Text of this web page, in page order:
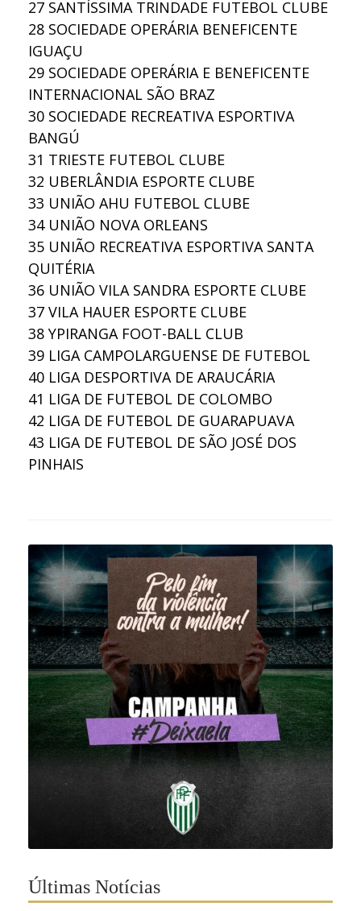
27 SANTÍSSIMA TRINDADE FUTEBOL CLUBE
28 SOCIEDADE OPERÁRIA BENEFICENTE
IGUAÇU
29 SOCIEDADE OPERÁRIA E BENEFICENTE
INTERNACIONAL SÃO BRAZ
30 SOCIEDADE RECREATIVA ESPORTIVA
BANGÚ
31 TRIESTE FUTEBOL CLUBE
32 UBERLÂNDIA ESPORTE CLUBE
33 UNIÃO AHU FUTEBOL CLUBE
34 UNIÃO NOVA ORLEANS
35 UNIÃO RECREATIVA ESPORTIVA SANTA
QUITÉRIA
36 UNIÃO VILA SANDRA ESPORTE CLUBE
37 VILA HAUER ESPORTE CLUBE
38 YPIRANGA FOOT-BALL CLUB
39 LIGA CAMPOLARGUENSE DE FUTEBOL
40 LIGA DESPORTIVA DE ARAUCÁRIA
41 LIGA DE FUTEBOL DE COLOMBO
42 LIGA DE FUTEBOL DE GUARAPUAVA
43 LIGA DE FUTEBOL DE SÃO JOSÉ DOS
PINHAIS
Últimas Notícias